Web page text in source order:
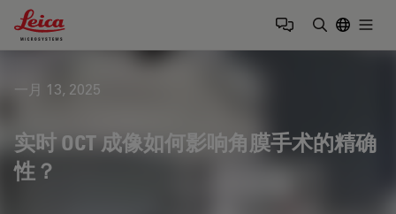
Leica Microsystems Logo
一月 13, 2025
实时 OCT 成像如何影响角膜手术的精确
性？